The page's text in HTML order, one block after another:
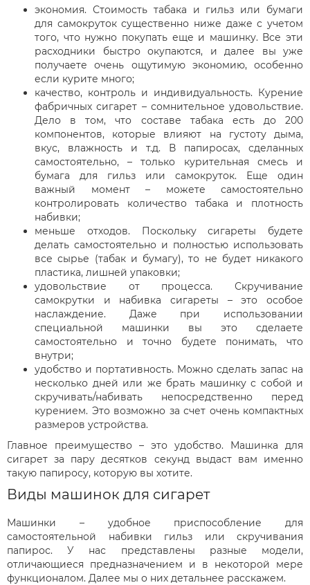
экономия. Стоимость табака и гильз или бумаги
для самокруток существенно ниже даже с учетом
того, что нужно покупать еще и машинку. Все эти
расходники быстро окупаются, и далее вы уже
получаете очень ощутимую экономию, особенно
если курите много;
качество, контроль и индивидуальность. Курение
фабричных сигарет – сомнительное удовольствие.
Дело в том, что составе табака есть до 200
компонентов, которые влияют на густоту дыма,
вкус, влажность и т.д. В папиросах, сделанных
самостоятельно, – только курительная смесь и
бумага для гильз или самокруток. Еще один
важный момент – можете самостоятельно
контролировать количество табака и плотность
набивки;
меньше отходов. Поскольку сигареты будете
делать самостоятельно и полностью использовать
все сырье (табак и бумагу), то не будет никакого
пластика, лишней упаковки;
удовольствие от процесса. Скручивание
самокрутки и набивка сигареты – это особое
наслаждение. Даже при использовании
специальной машинки вы это сделаете
самостоятельно и точно будете понимать, что
внутри;
удобство и портативность. Можно сделать запас на
несколько дней или же брать машинку с собой и
скручивать/набивать непосредственно перед
курением. Это возможно за счет очень компактных
размеров устройства.
Главное преимущество – это удобство. Машинка для
сигарет за пару десятков секунд выдаст вам именно
такую папиросу, которую вы хотите.
Виды машинок для сигарет
Машинки – удобное приспособление для
самостоятельной набивки гильз или скручивания
папирос. У нас представлены разные модели,
отличающиеся предназначением и в некоторой мере
функционалом. Далее мы о них детальнее расскажем.